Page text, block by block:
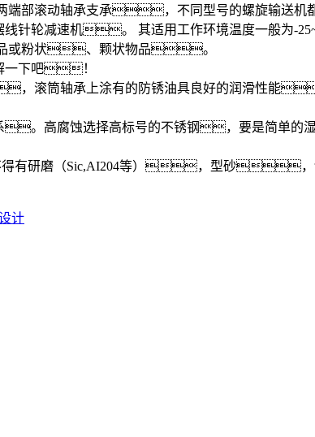
端部滚动轴承支承，不同型号的螺旋输送机
线针轮减速机。 其适用工作环境温度一般为-
品或粉状、颗状物品。
一下吧！
滚筒轴承上涂有的防锈油具良好的润滑性能
。高腐蚀选择高标号的不锈钢，要是简单的
有研磨（Sic,AI204等），型砂，
计